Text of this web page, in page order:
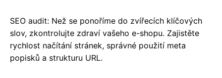
SEO audit: Než se ponoříme do zvířecích klíčových
slov, zkontrolujte zdraví vašeho e-shopu. Zajistěte
rychlost načítání stránek, správné použití meta
popisků a strukturu URL.